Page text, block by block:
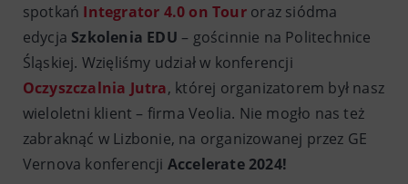
spotkań Integrator 4.0 on Touroraz siódma
edycja Szkolenia EDU – gościnnie na Politechnice
Śląskiej. Wzięliśmy udział w konferencji
Oczyszczalnia Jutra, której organizatorem był nasz
wieloletni klient – firma Veolia. Nie mogło nas też
zabraknąć w Lizbonie, na organizowanej przez GE
Vernova konferencji Accelerate 2024!